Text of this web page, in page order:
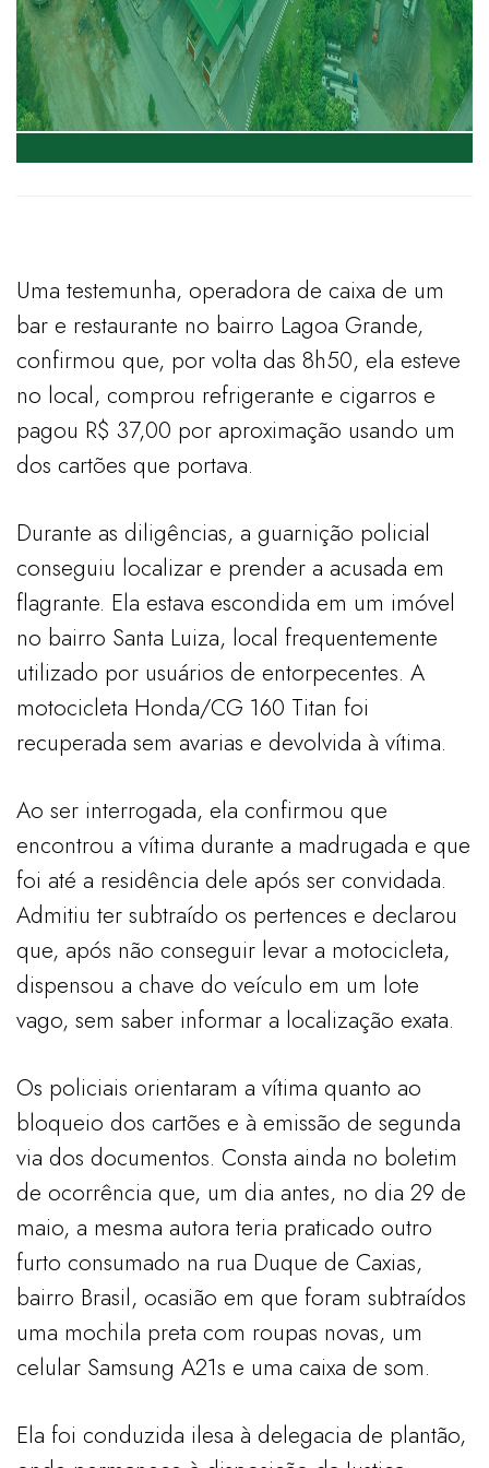
Uma testemunha, operadora de caixa de um
bar e restaurante no bairro Lagoa Grande,
confirmou que, por volta das 8h50, ela esteve
no local, comprou refrigerante e cigarros e
pagou R$ 37,00 por aproximação usando um
dos cartões que portava.
Durante as diligências, a guarnição policial
conseguiu localizar e prender a acusada em
flagrante. Ela estava escondida em um imóvel
no bairro Santa Luiza, local frequentemente
utilizado por usuários de entorpecentes. A
motocicleta Honda/CG 160 Titan foi
recuperada sem avarias e devolvida à vítima.
Ao ser interrogada, ela confirmou que
encontrou a vítima durante a madrugada e que
foi até a residência dele após ser convidada.
Admitiu ter subtraído os pertences e declarou
que, após não conseguir levar a motocicleta,
dispensou a chave do veículo em um lote
vago, sem saber informar a localização exata.
Os policiais orientaram a vítima quanto ao
bloqueio dos cartões e à emissão de segunda
via dos documentos. Consta ainda no boletim
de ocorrência que, um dia antes, no dia 29 de
maio, a mesma autora teria praticado outro
furto consumado na rua Duque de Caxias,
bairro Brasil, ocasião em que foram subtraídos
uma mochila preta com roupas novas, um
celular Samsung A21s e uma caixa de som.
Ela foi conduzida ilesa à delegacia de plantão,